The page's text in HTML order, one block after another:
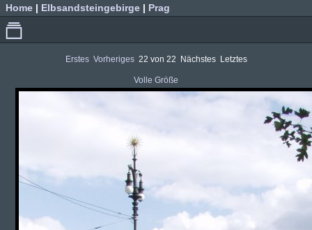
Home Elbsandsteingebirge Prag
Erstes Vorheriges 22 von 22 Nächstes Letztes
Volle Größe